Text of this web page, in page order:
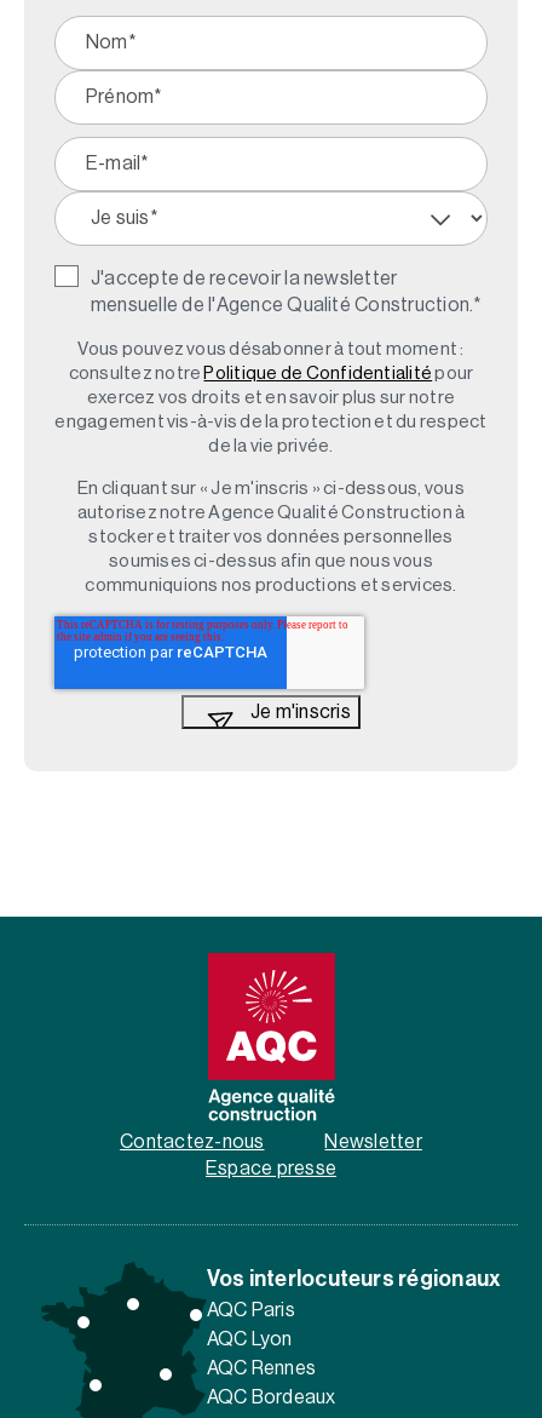
J'accepte de recevoir la newsletter
mensuelle de l'Agence Qualité Construction. *
Vous pouvez vous désabonner à tout moment :
consultez notre Politique de Confidentialité pour
exercez vos droits et en savoir plus sur notre
engagement vis-à-vis de la protection et du respect
de la vie privée.
En cliquant sur « Je m'inscris » ci-dessous, vous
autorisez notre Agence Qualité Construction à
stocker et traiter vos données personnelles
soumises ci-dessus afin que nous vous
communiquions nos productions et services.
Contactez-nous
Newsletter
Espace presse
Vos interlocuteurs régionaux
AQC Paris
AQC Lyon
AQC Rennes
AQC Bordeaux